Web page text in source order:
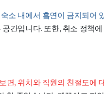
소 내에서 흡연이 금지되어
간입니다. 또한, 취소 정책
면, 위치와 직원의 친절도에